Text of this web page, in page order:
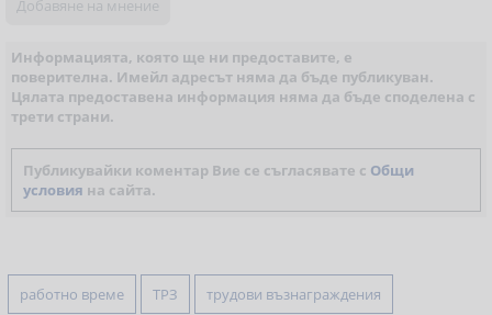
Информацията, която ще ни предоставите, е
поверителна. Имейл адресът няма да бъде публикуван.
Цялата предоставена информация няма да бъде споделена с
трети страни.
Публикувайки коментар Вие се съгласявате с Общи
условия на сайта.
работно време ТРЗ трудови възнаграждения